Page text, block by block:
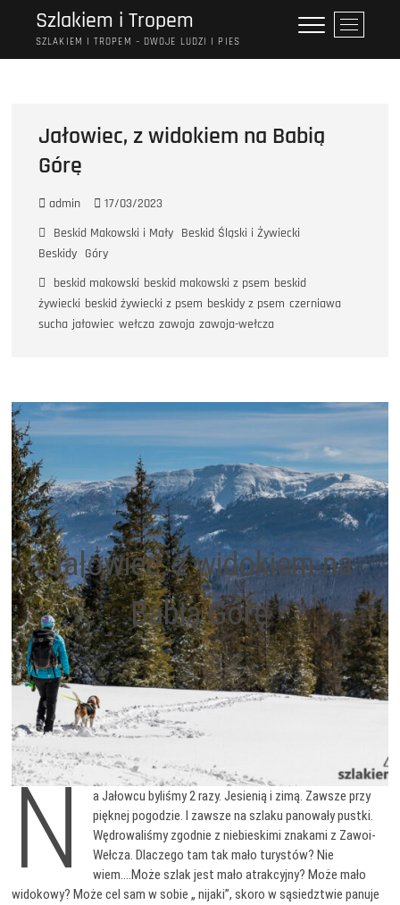
Szlakiem i Tropem
SZLAKIEM I TROPEM – DWOJE LUDZI I PIES
P
r
z
Jałowiec, z widokiem na Babią
Górę
admin
17/03/2023
Beskid Makowski i Mały Beskid Śląski i Żywiecki
Beskidy Góry
beskid makowski beskid makowski z psem beskid
żywiecki beskid żywiecki z psem beskidy z psem czerniawa
sucha jałowiec wełcza zawoja zawoja-wełcza
Jałowiec, z widokiem na
Babią Górę
N
a Jałowcu byliśmy 2 razy. Jesienią i zimą. Zawsze przy
pięknej pogodzie. I zawsze na szlaku panowały pustki.
Wędrowaliśmy zgodnie z niebieskimi znakami z Zawoi-
Wełcza. Dlaczego tam tak mało turystów? Nie
wiem….Może szlak jest mało atrakcyjny? Może mało
widokowy? Może cel sam w sobie „ nijaki”, skoro w sąsiedztwie panuje